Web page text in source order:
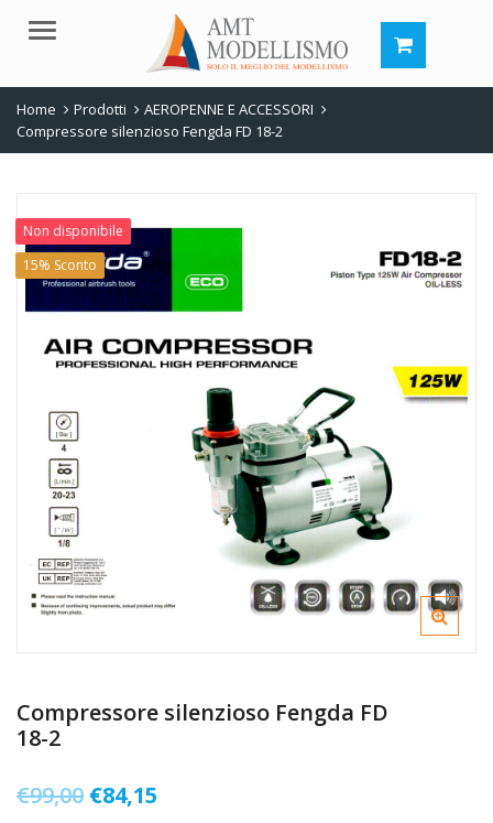
Menu
Home Prodotti
AEROPENNE E ACCESSORI
Compressore silenzioso Fengda FD 18-2
Non disponibile
15% Sconto
Compressore silenzioso Fengda FD
18-2
€99,00 Il
€84,15